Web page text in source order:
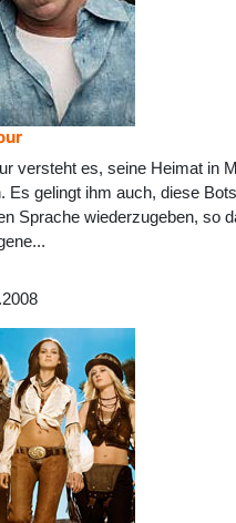
versteht es, seine Heimat in
Es gelingt ihm auch, diese
Sprache wiederzugeben, so
...